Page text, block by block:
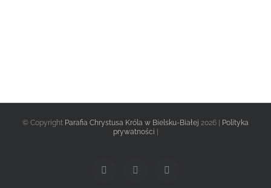
© Copyright Parafia Chrystusa Króla w Bielsku-Białej 2026 | Polityka
prywatności |
FacebookTwitter Instagram